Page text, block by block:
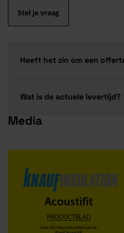
Stel je vraag
Heeft het zin om een
Wat is de actuele levertijd?
Media